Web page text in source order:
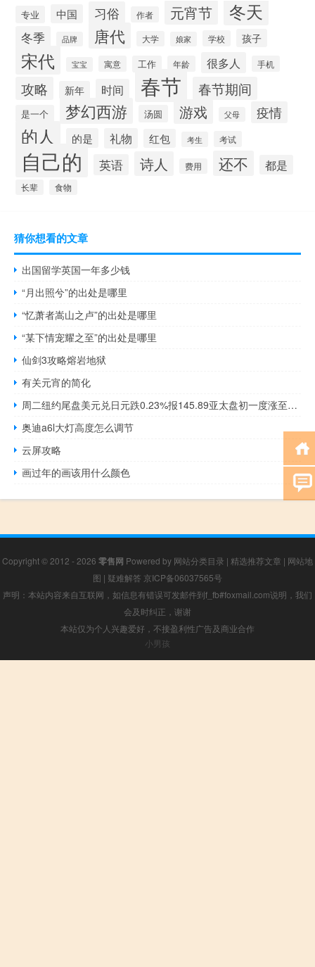
专业 中国 习俗 作者 元宵节 冬天
冬季 品牌 唐代 大学 娘家 学校 孩子
宋代 宝宝 寓意 工作 年龄 很多人 手机
攻略 新年 时间 春节 春节期间
是一个 梦幻西游 汤圆 游戏 父母 疫情
的人 的是 礼物 红包 考生 考试
自己的 英语 诗人 费用 还不 都是
长辈 食物
猜你想看的文章
出国留学英国一年多少钱
“月出照兮”的出处是哪里
“忆萧者嵩山之卢”的出处是哪里
“某下情宠耀之至”的出处是哪里
仙剑3攻略熔岩地狱
有关元宵的简化
周二纽约尾盘美元兑日元跌0.23%报145.89亚太盘初一度涨至日高146.40随后震荡下行于欧市早盘跌至日低145.50
奥迪a6l大灯高度怎么调节
云屏攻略
画过年的画该用什么颜色
Copyright © 2012 - 2026 零售网 Powered by 网站分类目录 | 精选推荐文章 | 网站地
图 | 疑难解答 京ICP备06037565号
声明：本站内容来自互联网，如信息有错误可发邮件到f_fb#foxmail.com说明，我们
会及时纠正，谢谢
本站仅为个人兴趣爱好，不接盈利性广告及商业合作
小男孩